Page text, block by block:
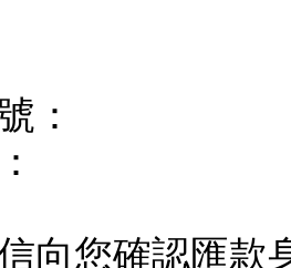
：
向您確認匯款